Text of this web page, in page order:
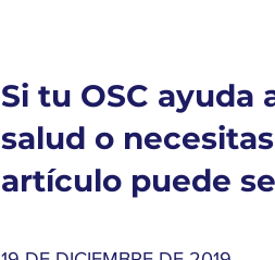
Si tu OSC ayuda
salud o
artículo puede